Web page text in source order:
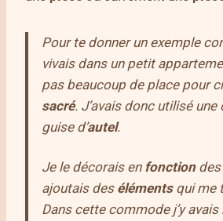
Pour te donner un exemple
vivais dans un petit
pas beaucoup de place pour
sacré. J’avais donc utilisé
guise d’autel.
Je le décorais en fonctiondes
ajoutais des élémentsqui me
Dans cette commode j’y avais